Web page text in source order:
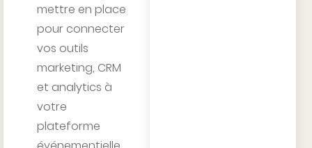
mettre en place
pour connecter
vos outils
marketing, CRM
et analytics à
votre
plateforme